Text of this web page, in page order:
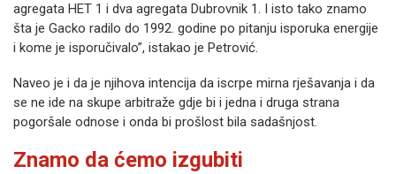
agregata HET 1 i dva agregata Dubrovnik 1. I isto tako znamo
šta je Gacko radilo do 1992. godine po pitanju isporuka energije
i kome je isporučivalo”, istakao je Petrović.
Naveo je i da je njihova intencija da iscrpe mirna rješavanja i da
se ne ide na skupe arbitraže gdje bi i jedna i druga strana
pogoršale odnose i onda bi prošlost bila sadašnjost.
Znamo da ćemo izgubiti